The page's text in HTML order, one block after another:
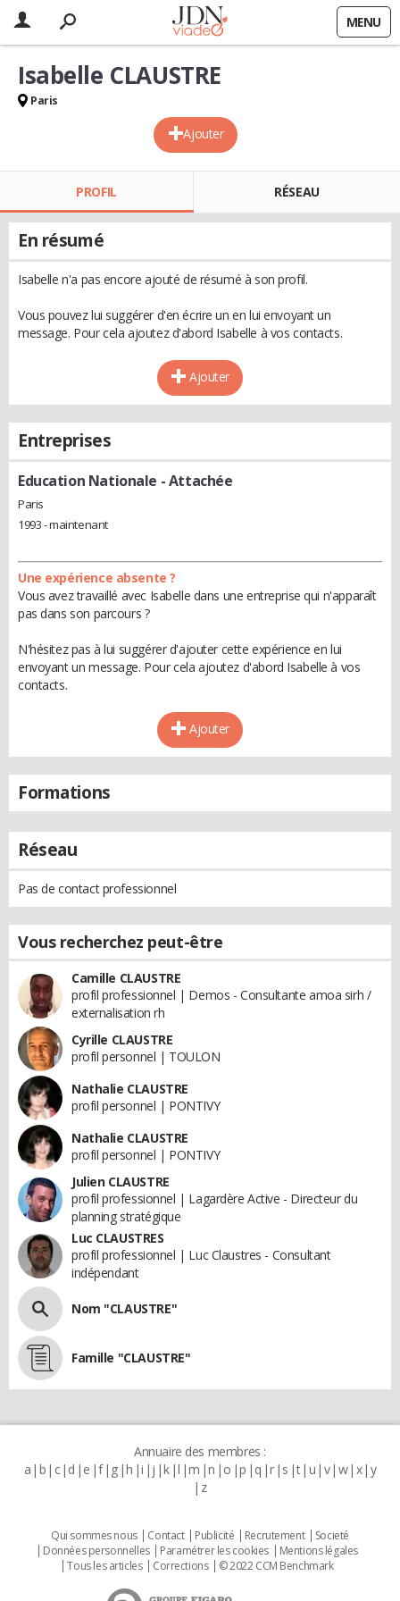
MENU
Ajouter
Isabelle CLAUSTRE
Paris
PROFIL RÉSEAU
En résumé
Isabelle n'a pas encore ajouté de résumé à son profil.
Vous pouvez lui suggérer d'en écrire un en lui envoyant un
message. Pour cela ajoutez d'abord Isabelle à vos contacts.
Ajouter
Entreprises
Education Nationale - Attachée
Paris
1993 - maintenant
Une expérience absente ?
Vous avez travaillé avec Isabelle dans une entreprise qui n'apparaît
pas dans son parcours ?
N'hésitez pas à lui suggérer d'ajouter cette expérience en lui
envoyant un message. Pour cela ajoutez d'abord Isabelle à vos
contacts.
Ajouter
Formations
Réseau
Pas de contact professionnel
Vous recherchez peut-être
Camille CLAUSTRE
profil professionnel | Demos - Consultante amoa sirh /
externalisation rh
Cyrille CLAUSTRE
profil personnel | TOULON
Nathalie CLAUSTRE
profil personnel | PONTIVY
Nathalie CLAUSTRE
profil personnel | PONTIVY
Julien CLAUSTRE
profil professionnel | Lagardère Active - Directeur du
planning stratégique
Luc CLAUSTRES
profil professionnel | Luc Claustres - Consultant
indépendant
Nom "CLAUSTRE"
Famille "CLAUSTRE"
Annuaire des membres :
a b c d e f g h i j k l m n o p q r s t u v w x y
z
Qui sommes nous Contact Publicité Recrutement
Societé
Données personnelles
Paramétrer les cookies
Mentions légales
Tous les articles
Corrections © 2022 CCM Benchmark